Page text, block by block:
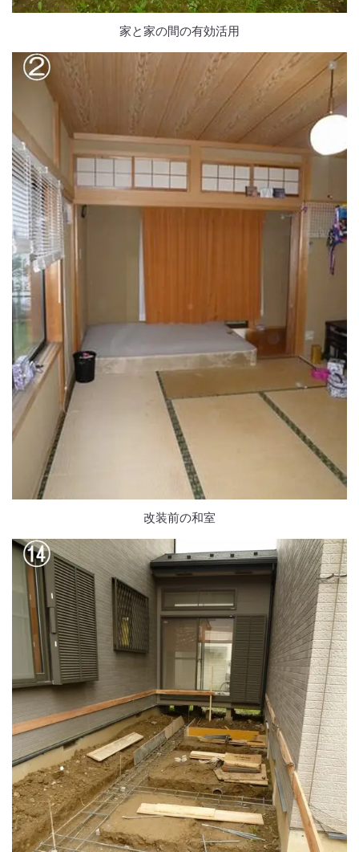
家と家の間の有効活用
改装前の和室